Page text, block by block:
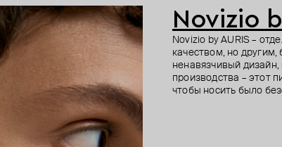
Novizio
Novizio by AURIS –
качеством, но
ненавязчивый
производства – этот
чтобы носить было